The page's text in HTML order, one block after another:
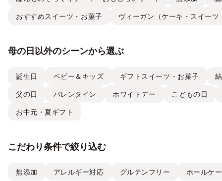
おすすめスイーツ・お菓子 ヴィーガン（ケーキ・スイーツ
母の日以外のシーンから選ぶ
誕生日 ベビー＆キッズ ギフトスイーツ・お菓子
父の日 バレンタイン ホワイトデー こどもの日
お中元・夏ギフト
こだわり条件で絞り込む
無添加 アレルギー対応 グルテンフリー ホールケ